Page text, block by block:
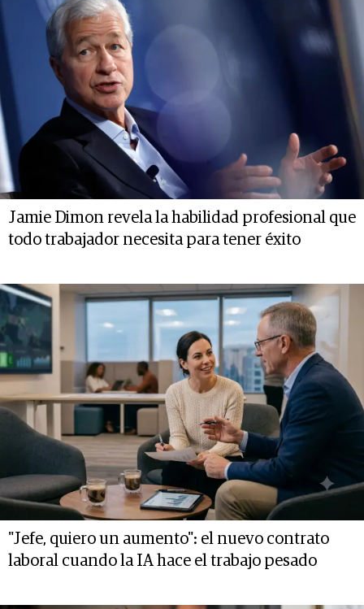
Jamie Dimon revela la habilidad profesional que
todo trabajador necesita para tener éxito
"Jefe, quiero un aumento": el nuevo contrato
laboral cuando la IA hace el trabajo pesado